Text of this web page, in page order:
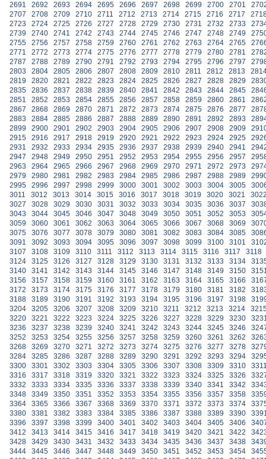
2691
2692 2693 2694 2695 2696 2697 2698 2699 2700 2701
2707
2708 2709 2710 2711 2712 2713 2714 2715 2716 2717
2723
2724 2725 2726 2727 2728 2729 2730 2731 2732 2733
2739
2740 2741 2742 2743 2744 2745 2746 2747 2748 2749
2755
2756 2757 2758 2759 2760 2761 2762 2763 2764 2765
2771
2772 2773 2774 2775 2776 2777 2778 2779 2780 2781
2787
2788 2789 2790 2791 2792 2793 2794 2795 2796 2797
2803
2804 2805 2806 2807 2808 2809 2810 2811 2812 2813
2819
2820 2821 2822 2823 2824 2825 2826 2827 2828 2829
2835
2836 2837 2838 2839 2840 2841 2842 2843 2844 2845
2851
2852 2853 2854 2855 2856 2857 2858 2859 2860 2861
2867
2868 2869 2870 2871 2872 2873 2874 2875 2876 2877
2883
2884 2885 2886 2887 2888 2889 2890 2891 2892 2893
2899
2900 2901 2902 2903 2904 2905 2906 2907 2908 2909
2915
2916 2917 2918 2919 2920 2921 2922 2923 2924 2925
2931
2932 2933 2934 2935 2936 2937 2938 2939 2940 2941
2947
2948 2949 2950 2951 2952 2953 2954 2955 2956 2957
2963
2964 2965 2966 2967 2968 2969 2970 2971 2972 2973
2979
2980 2981 2982 2983 2984 2985 2986 2987 2988 2989
2995
2996 2997 2998 2999 3000 3001 3002 3003 3004 3005
3011
3012 3013 3014 3015 3016 3017 3018 3019 3020 3021
3027
3028 3029 3030 3031 3032 3033 3034 3035 3036 3037
3043
3044 3045 3046 3047 3048 3049 3050 3051 3052 3053
3059
3060 3061 3062 3063 3064 3065 3066 3067 3068 3069
3075
3076 3077 3078 3079 3080 3081 3082 3083 3084 3085
3091
3092 3093 3094 3095 3096 3097 3098 3099 3100 3101
3107
3108 3109 3110 3111 3112 3113 3114 3115 3116 3117
3118
3124
3125 3126 3127 3128 3129 3130 3131 3132 3133 3134
3140
3141 3142 3143 3144 3145 3146 3147 3148 3149 3150
3156
3157 3158 3159 3160 3161 3162 3163 3164 3165 3166
3172
3173 3174 3175 3176 3177 3178 3179 3180 3181 3182
3188
3189 3190 3191 3192 3193 3194 3195 3196 3197 3198
3204
3205 3206 3207 3208 3209 3210 3211 3212 3213 3214
3220
3221 3222 3223 3224 3225 3226 3227 3228 3229 3230
3236
3237 3238 3239 3240 3241 3242 3243 3244 3245 3246
3252
3253 3254 3255 3256 3257 3258 3259 3260 3261 3262
3268
3269 3270 3271 3272 3273 3274 3275 3276 3277 3278
3284
3285 3286 3287 3288 3289 3290 3291 3292 3293 3294
3300
3301 3302 3303 3304 3305 3306 3307 3308 3309 3310
3316
3317 3318 3319 3320 3321 3322 3323 3324 3325 3326
3332
3333 3334 3335 3336 3337 3338 3339 3340 3341 3342
3348
3349 3350 3351 3352 3353 3354 3355 3356 3357 3358
3364
3365 3366 3367 3368 3369 3370 3371 3372 3373 3374
3380
3381 3382 3383 3384 3385 3386 3387 3388 3389 3390
3396
3397 3398 3399 3400 3401 3402 3403 3404 3405 3406
3412
3413 3414 3415 3416 3417 3418 3419 3420 3421 3422
3428
3429 3430 3431 3432 3433 3434 3435 3436 3437 3438
3444
3445 3446 3447 3448 3449 3450 3451 3452 3453 3454